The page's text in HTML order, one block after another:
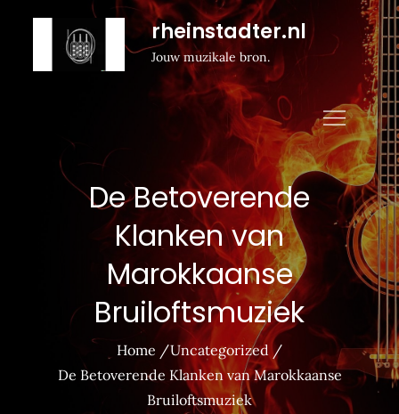
rheinstadter.nl
Jouw muzikale bron.
De Betoverende
Klanken van
Marokkaanse
Bruiloftsmuziek
Home
Uncategorized
De Betoverende Klanken van Marokkaanse
Bruiloftsmuziek